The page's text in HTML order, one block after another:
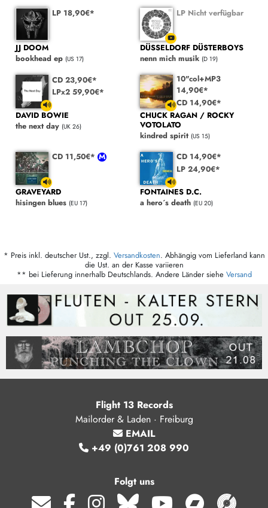
LP 18,90€*
JJ DOOM
bookhead ep (US 17)
LP Nicht verfügbar
DÜSSELDORF DÜSTERBOYS
nenn mich musik (D 19)
CD 23,90€*
LPx2 59,90€*
DAVID BOWIE
the next day (UK 26)
10"col+MP3
14,90€*
CD 14,90€*
CHUCK RAGAN / ROCKY
VOTOLATO
kindred spirit (US 15)
CD 11,50€*
GRAVEYARD
hisingen blues (EU 17)
CD 14,90€*
LP 24,90€*
FONTAINES D.C.
a hero´s death (EU 20)
* Preis inkl. deutscher Ust., zzgl. Versandkosten. Abhängig vom Lieferland kann
die Ust. an der Kasse variieren
** bei Lieferung innerhalb Deutschlands. Andere Länder siehe Versand
Flight 13 Records
Mailorder & Laden · Freiburg
EMAIL
+49 (0)761 208 990
Folgt uns